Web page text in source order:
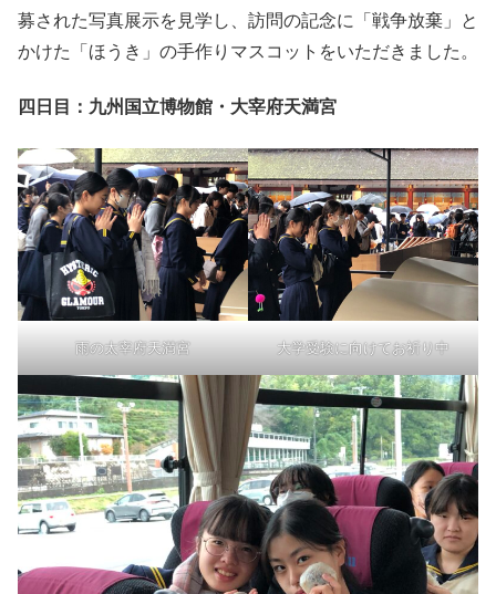
募された写真展示を見学し、訪問の記念に「戦争放棄」と
かけた「ほうき」の手作りマスコットをいただきました。
四日目：九州国立博物館・大宰府天満宮
雨の太宰府天満宮 大学受験に向けてお祈り中